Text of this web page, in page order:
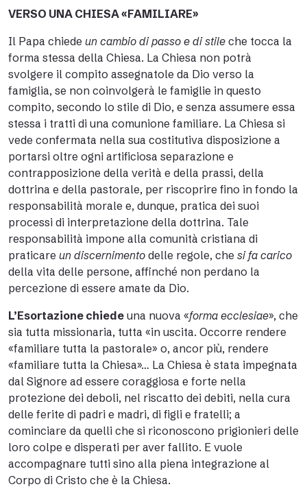
VERSO UNA CHIESA «FAMILIARE»
Il Papa chiede un cambio di passo e di stile che tocca la
forma stessa della Chiesa. La Chiesa non potrà
svolgere il compito assegnatole da Dio verso la
famiglia, se non coinvolgerà le famiglie in questo
compito, secondo lo stile di Dio, e senza assumere essa
stessa i tratti di una comunione familiare. La Chiesa si
vede confermata nella sua costitutiva disposizione a
portarsi oltre ogni artificiosa separazione e
contrapposizione della verità e della prassi, della
dottrina e della pastorale, per riscoprire fino in fondo la
responsabilità morale e, dunque, pratica dei suoi
processi di interpretazione della dottrina. Tale
responsabilità impone alla comunità cristiana di
praticare un discernimento delle regole, che si fa carico
della vita delle persone, affinché non perdano la
percezione di essere amate da Dio.
L’Esortazione chiede una nuova «forma ecclesiae», che
sia tutta missionaria, tutta «in uscita. Occorre rendere
«familiare tutta la pastorale» o, ancor più, rendere
«familiare tutta la Chiesa»… La Chiesa è stata impegnata
dal Signore ad essere coraggiosa e forte nella
protezione dei deboli, nel riscatto dei debiti, nella cura
delle ferite di padri e madri, di figli e fratelli; a
cominciare da quelli che si riconoscono prigionieri delle
loro colpe e disperati per aver fallito. E vuole
accompagnare tutti sino alla piena integrazione al
Corpo di Cristo che è la Chiesa.